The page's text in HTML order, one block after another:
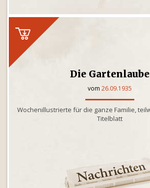
Die Gartenlaube
vom 26.09.1935
Wochenillustrierte für die ganze Familie,
Titelblatt